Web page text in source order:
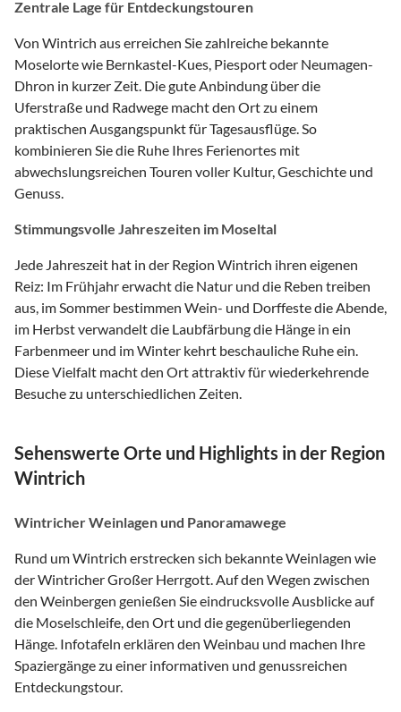
Zentrale Lage für Entdeckungstouren
Von Wintrich aus erreichen Sie zahlreiche bekannte
Moselorte wie Bernkastel-Kues, Piesport oder Neumagen-
Dhron in kurzer Zeit. Die gute Anbindung über die
Uferstraße und Radwege macht den Ort zu einem
praktischen Ausgangspunkt für Tagesausflüge. So
kombinieren Sie die Ruhe Ihres Ferienortes mit
abwechslungsreichen Touren voller Kultur, Geschichte und
Genuss.
Stimmungsvolle Jahreszeiten im Moseltal
Jede Jahreszeit hat in der Region Wintrich ihren eigenen
Reiz: Im Frühjahr erwacht die Natur und die Reben treiben
aus, im Sommer bestimmen Wein- und Dorffeste die Abende,
im Herbst verwandelt die Laubfärbung die Hänge in ein
Farbenmeer und im Winter kehrt beschauliche Ruhe ein.
Diese Vielfalt macht den Ort attraktiv für wiederkehrende
Besuche zu unterschiedlichen Zeiten.
Sehenswerte Orte und Highlights in der Region
Wintrich
Wintricher Weinlagen und Panoramawege
Rund um Wintrich erstrecken sich bekannte Weinlagen wie
der Wintricher Großer Herrgott. Auf den Wegen zwischen
den Weinbergen genießen Sie eindrucksvolle Ausblicke auf
die Moselschleife, den Ort und die gegenüberliegenden
Hänge. Infotafeln erklären den Weinbau und machen Ihre
Spaziergänge zu einer informativen und genussreichen
Entdeckungstour.